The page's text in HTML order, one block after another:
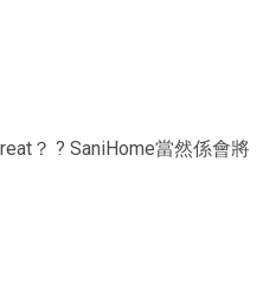
？ ? SaniHome當然係會將